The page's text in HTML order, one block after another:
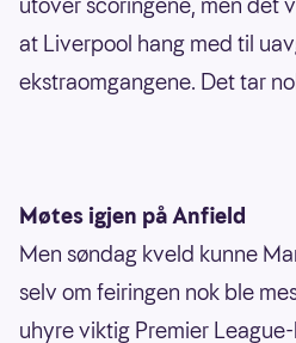
at Liverpool hang med til
ekstraomgangene. Det tar
Møtes igjen på Anfield
Men søndag kveld kunne
selv om feiringen nok ble
uhyre viktig Premier